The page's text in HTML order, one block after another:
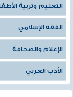
التعليم وتربية
الفقه الإسلامي
الإعلام والصحافة
الأدب العربي